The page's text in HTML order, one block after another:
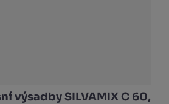
výsadby SILVAMIX C 60,